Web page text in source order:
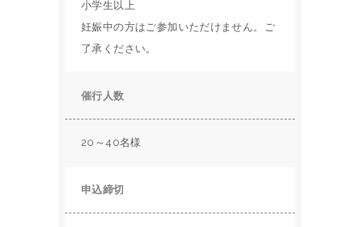
小学生以上
妊娠中の方はご参加いただけません。ご
了承ください。
催行人数
20～40名様
申込締切